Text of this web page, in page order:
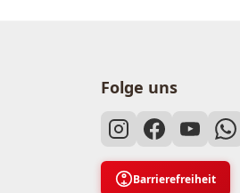
Folge uns
Barrierefreiheit